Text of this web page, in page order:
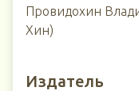
Провидохин
Хин)
Издатель